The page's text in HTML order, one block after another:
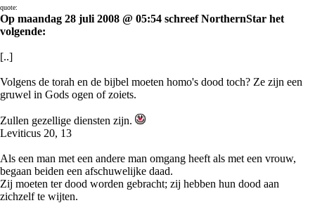
quote:
Op maandag 28 juli 2008 @ 05:54 schreef NorthernStar het
volgende:
[..]
Volgens de torah en de bijbel moeten homo's dood toch? Ze zijn een
gruwel in Gods ogen of zoiets.
Zullen gezellige diensten zijn.
Leviticus 20, 13
Als een man met een andere man omgang heeft als met een vrouw,
begaan beiden een afschuwelijke daad.
Zij moeten ter dood worden gebracht; zij hebben hun dood aan
zichzelf te wijten.